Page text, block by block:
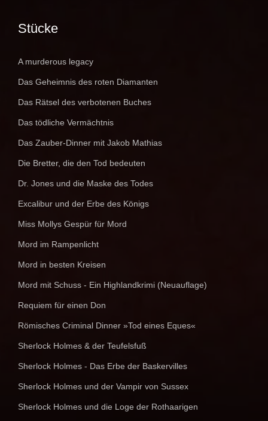
Stücke
A murderous legacy
Das Geheimnis des roten Diamanten
Das Rätsel des verbotenen Buches
Das tödliche Vermächtnis
Das Zauber-Dinner mit Jakob Mathias
Die Bretter, die den Tod bedeuten
Dr. Jones und die Maske des Todes
Excalibur und der Erbe des Königs
Miss Mollys Gespür für Mord
Mord im Rampenlicht
Mord in besten Kreisen
Mord mit Schuss - Ein Highlandkrimi (Neuauflage)
Requiem für einen Don
Römisches Criminal Dinner »Tod eines Eques«
Sherlock Holmes & der Teufelsfuß
Sherlock Holmes - Das Erbe der Baskervilles
Sherlock Holmes und der Vampir von Sussex
Sherlock Holmes und die Loge der Rothaarigen